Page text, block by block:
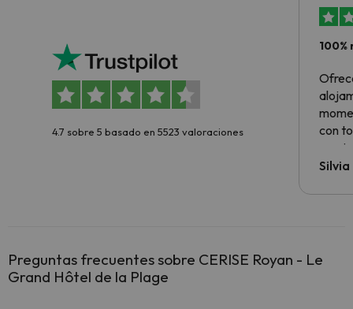
4.7 sobre 5 basado en 5523 valoraciones
con
Preguntas frecuentes sobre CERISE Royan - Le
Grand Hôtel de la Plage